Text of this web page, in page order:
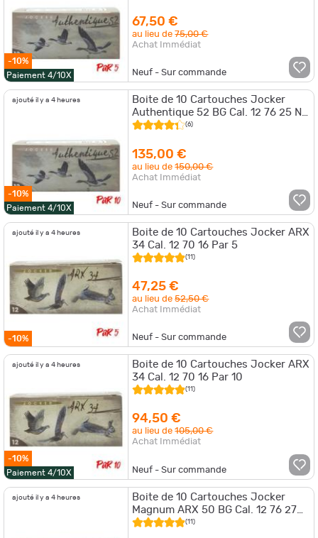
-10%
Paiement 4/10X
67,50 €
au lieu de75,00 €
Achat Immédiat
Neuf - Sur commande
ajouté il y a 4 heures
-10%
Paiement 4/10X
Boite de 10 Cartouches Jocker
Authentique 52 BG Cal. 12 76 25 NI
Par 10
(6)
135,00 €
au lieu de150,00 €
Achat Immédiat
Neuf - Sur commande
ajouté il y a 4 heures
-10%
Boite de 10 Cartouches Jocker ARX
34 Cal. 12 70 16 Par 5
(11)
47,25 €
au lieu de52,50 €
Achat Immédiat
Neuf - Sur commande
ajouté il y a 4 heures
-10%
Paiement 4/10X
Boite de 10 Cartouches Jocker ARX
34 Cal. 12 70 16 Par 10
(11)
94,50 €
au lieu de105,00 €
Achat Immédiat
Neuf - Sur commande
ajouté il y a 4 heures
Boite de 10 Cartouches Jocker
Magnum ARX 50 BG Cal. 12 76 27
Par 5
(11)